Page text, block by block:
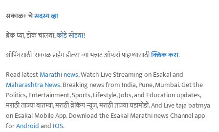
सकाळ+ चेसदस्य व्हा
ब्रेक घ्या, डोकं चालवा,कोडे सोडवा!
शॉपिंगसाठी 'सकाळ प्राईम डील्स'च्या भन्नाट ऑफर्स पाहण्यासाठीक्लिक करा.
Read latestMarathi news, Watch Live Streaming on Esakal and
Maharashtra News. Breaking news from India, Pune, Mumbai. Get the
Politics, Entertainment, Sports, Lifestyle, Jobs, and Education updates,
मराठी ताज्या बातम्या, मराठी ब्रेकिंग न्यूज, मराठी ताज्या घडामोडी. And Live taja batmya
on Esakal Mobile App. Download the Esakal Marathi news Channel app
forAndroidand IOS.